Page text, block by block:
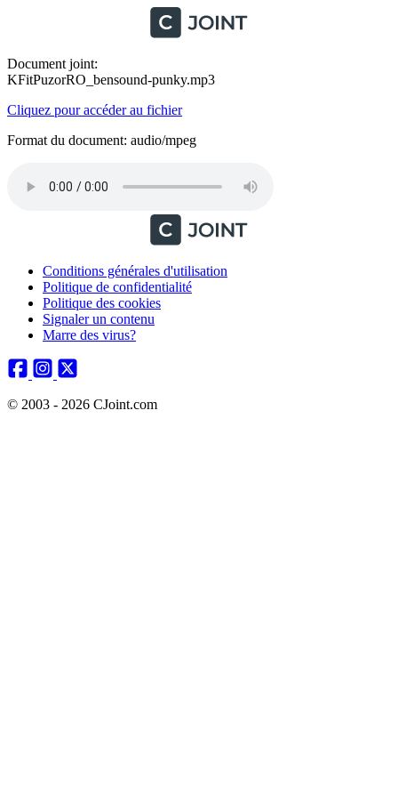
Document joint:
KFitPuzorRO_bensound-punky.mp3
Cliquez pour accéder au fichier
Format du document: audio/mpeg
Conditions générales d'utilisation
Politique de confidentialité
Politique des cookies
Signaler un contenu
Marre des virus?
© 2003 - 2026 CJoint.com